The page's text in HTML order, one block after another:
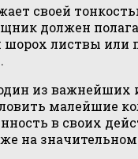
своей
должен
шорох листвы или
из важнейших
малейшие
в своих
на